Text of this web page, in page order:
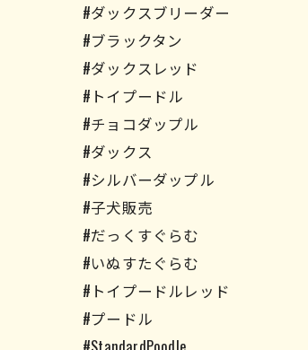
#ダックスブリーダー
#ブラックタン
#ダックスレッド
#トイプードル
#チョコダップル
#ダックス
#シルバーダップル
#子犬販売
#だっくすぐらむ
#いぬすたぐらむ
#トイプードルレッド
#プードル